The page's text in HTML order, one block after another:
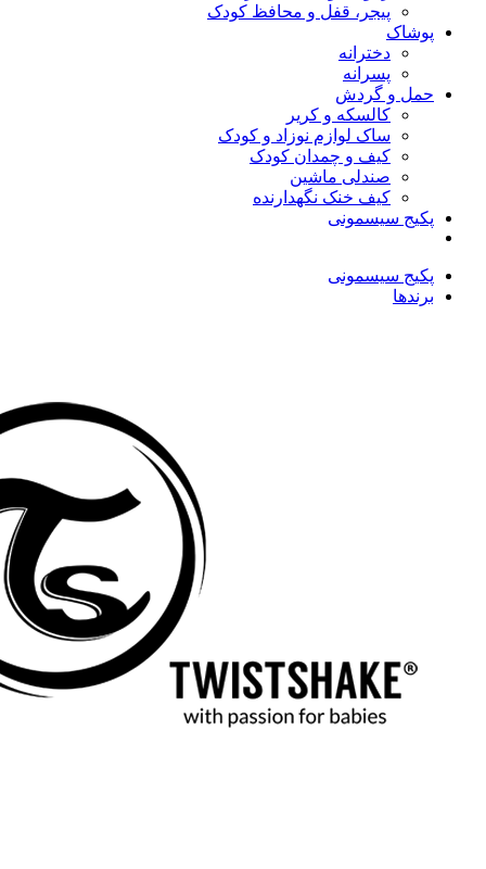
پیجر، قفل و محافظ کودک
پوشاک
دخترانه
پسرانه
حمل و گردش
کالسکه و کریر
ساک لوازم نوزاد و کودک
کیف و چمدان کودک
صندلی ماشین
کیف خنک نگهدارنده
پکیج سیسمونی
پکیج سیسمونی
برندها